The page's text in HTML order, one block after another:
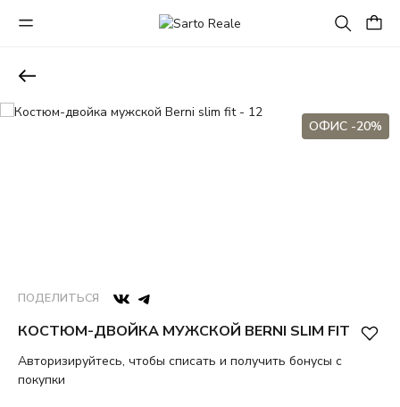
ОФИС -20%
ПОДЕЛИТЬСЯ
КОСТЮМ-ДВОЙКА МУЖСКОЙ BERNI SLIM FIT
Авторизируйтесь, чтобы списать и получить бонусы с
покупки